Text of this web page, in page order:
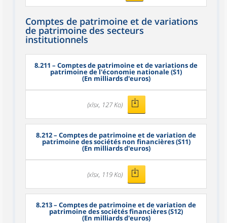
Comptes de patrimoine et de variations
de patrimoine des secteurs
institutionnels
8.211 – Comptes de patrimoine et de variations de
patrimoine de l'économie nationale (S1)
(En milliards d'euros)
(xlsx, 127 Ko)
8.212– Comptes de patrimoine et de variation de
patrimoine des sociétés non financières (S11)
(En milliards d'euros)
(xlsx, 119 Ko)
8.213– Comptes de patrimoine et de variation de
patrimoine des sociétés financières (S12)
(En milliards d'euros)